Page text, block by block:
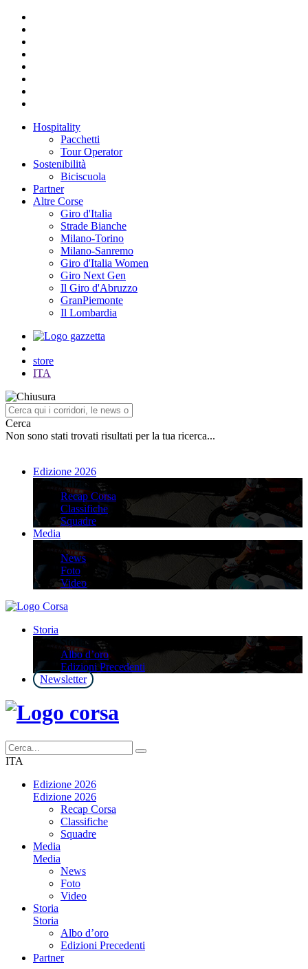
Hospitality
Pacchetti
Tour Operator
Sostenibilità
Biciscuola
Partner
Altre Corse
Giro d'Italia
Strade Bianche
Milano-Torino
Milano-Sanremo
Giro d'Italia Women
Giro Next Gen
Il Giro d'Abruzzo
GranPiemonte
Il Lombardia
store
ITA
Cerca
Non sono stati trovati risultati per la tua ricerca...
Edizione 2026
Edizione 2026
Recap Corsa
Classifiche
Squadre
Media
Media
News
Foto
Video
Storia
Storia
Albo d’oro
Edizioni Precedenti
Newsletter
ITA
Edizione 2026
Edizione 2026
Recap Corsa
Classifiche
Squadre
Media
Media
News
Foto
Video
Storia
Storia
Albo d’oro
Edizioni Precedenti
Partner